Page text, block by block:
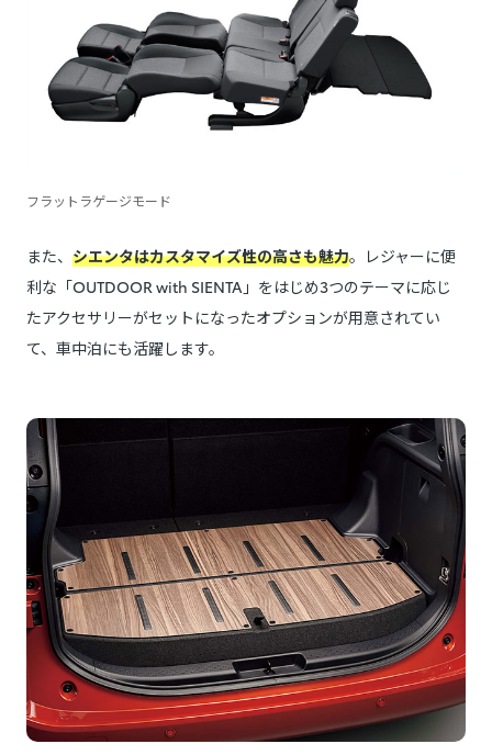
フラットラゲージモード
また、 シエンタはカスタマイズ性の高さも魅力。レジャーに便
利な「OUTDOOR with SIENTA」をはじめ3つのテーマに応じ
たアクセサリーがセットになったオプションが用意されてい
て、車中泊にも活躍します。